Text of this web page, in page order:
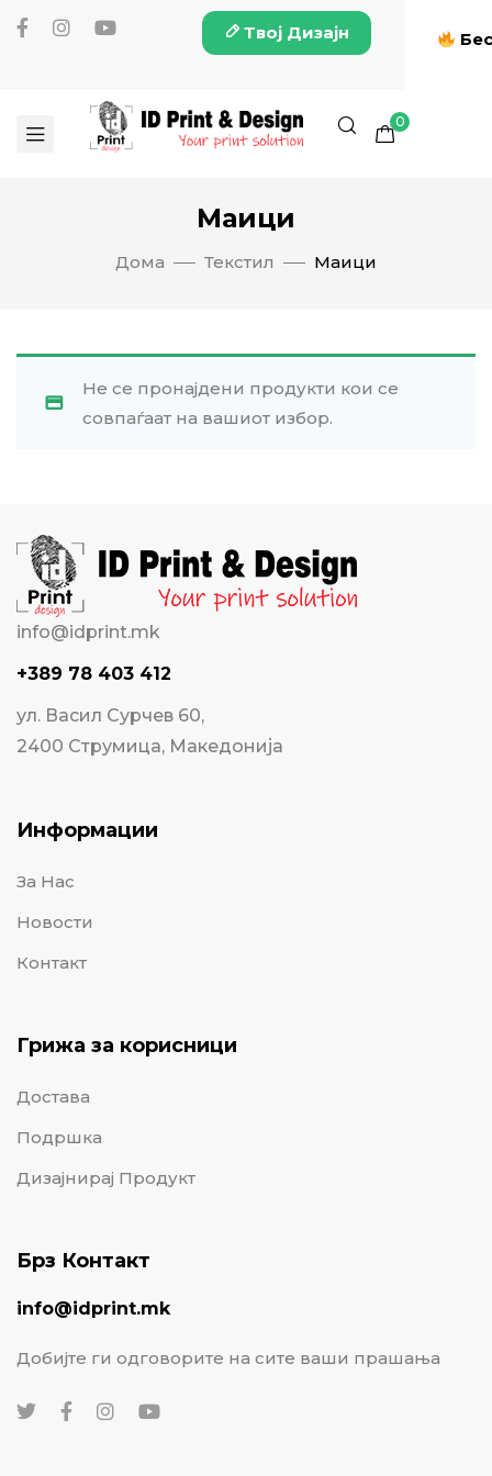
Твој Дизајн
0
Маици
Дома Текстил Маици
Не се пронајдени продукти кои се
совпаѓаат на вашиот избор.
info@idprint.mk
+389 78 403 412
ул. Васил Сурчев 60,
2400 Струмица, Македонија
Информации
За Нас
Новости
Контакт
Грижа за корисници
Достава
Подршка
Дизајнирај Продукт
Брз Контакт
info@idprint.mk
Добијте ги одговорите на сите ваши прашања